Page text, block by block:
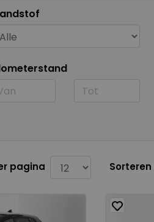
pagina Sorteren